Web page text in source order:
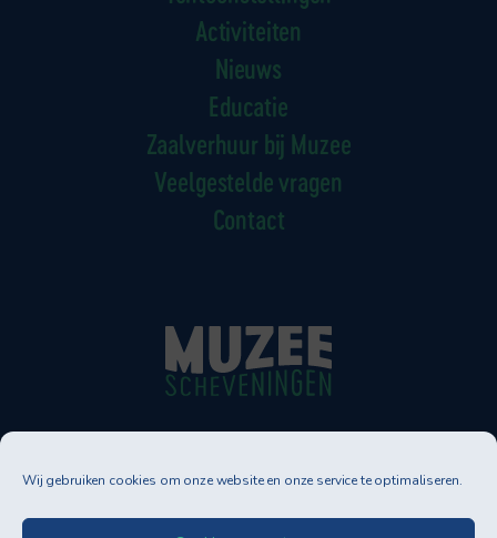
Wij gebruiken cookies om onze website en onze service te optimaliseren.
Neptunusstraat 90-92
Tel. 070-3500830
Activiteiten
Nieuws
Educatie
Zaalverhuur bij Muzee
Veelgestelde vragen
Contact